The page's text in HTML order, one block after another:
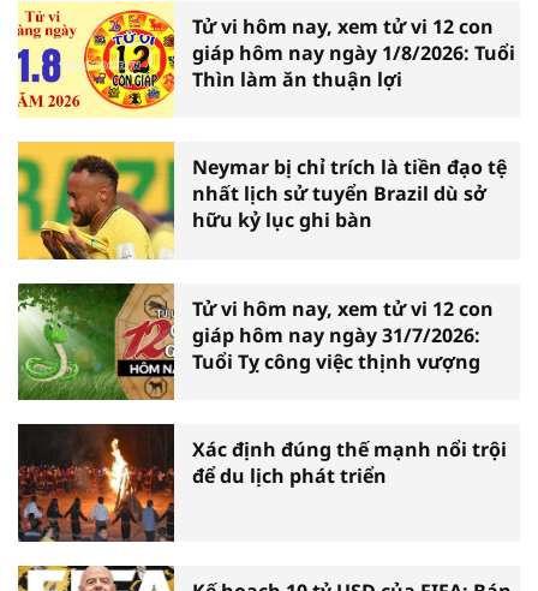
Tử vi hôm nay, xem tử vi 12 con
giáp hôm nay ngày 1/8/2026: Tuổi
Thìn làm ăn thuận lợi
Neymar bị chỉ trích là tiền đạo tệ
nhất lịch sử tuyển Brazil dù sở
hữu kỷ lục ghi bàn
Tử vi hôm nay, xem tử vi 12 con
giáp hôm nay ngày 31/7/2026:
Tuổi Tỵ công việc thịnh vượng
Xác định đúng thế mạnh nổi trội
để du lịch phát triển